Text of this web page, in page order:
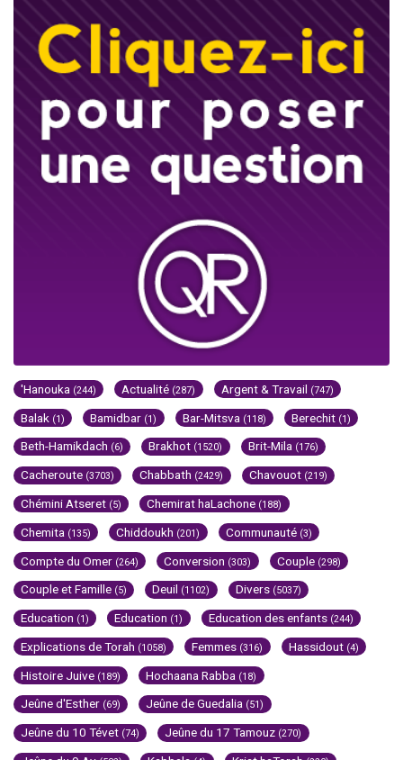
'Hanouka (244) Actualité (287) Argent & Travail (747)
Balak (1) Bamidbar (1) Bar-Mitsva (118) Berechit (1)
Beth-Hamikdach (6) Brakhot (1520) Brit-Mila (176)
Cacheroute (3703) Chabbath (2429) Chavouot (219)
Chémini Atseret (5) Chemirat haLachone (188)
Chemita (135) Chiddoukh (201) Communauté (3)
Compte du Omer (264) Conversion (303) Couple (298)
Couple et Famille (5) Deuil (1102) Divers (5037)
Education (1) Education (1) Education des enfants (244)
Explications de Torah (1058) Femmes (316) Hassidout (4)
Histoire Juive (189) Hochaana Rabba (18)
Jeûne d'Esther (69) Jeûne de Guedalia (51)
Jeûne du 10 Tévet (74) Jeûne du 17 Tamouz (270)